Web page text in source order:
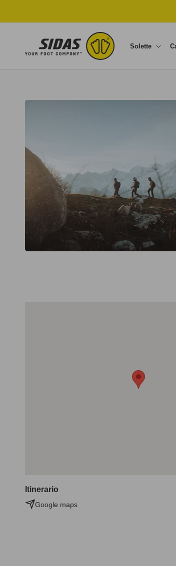
Solette
Itinerario
Google maps